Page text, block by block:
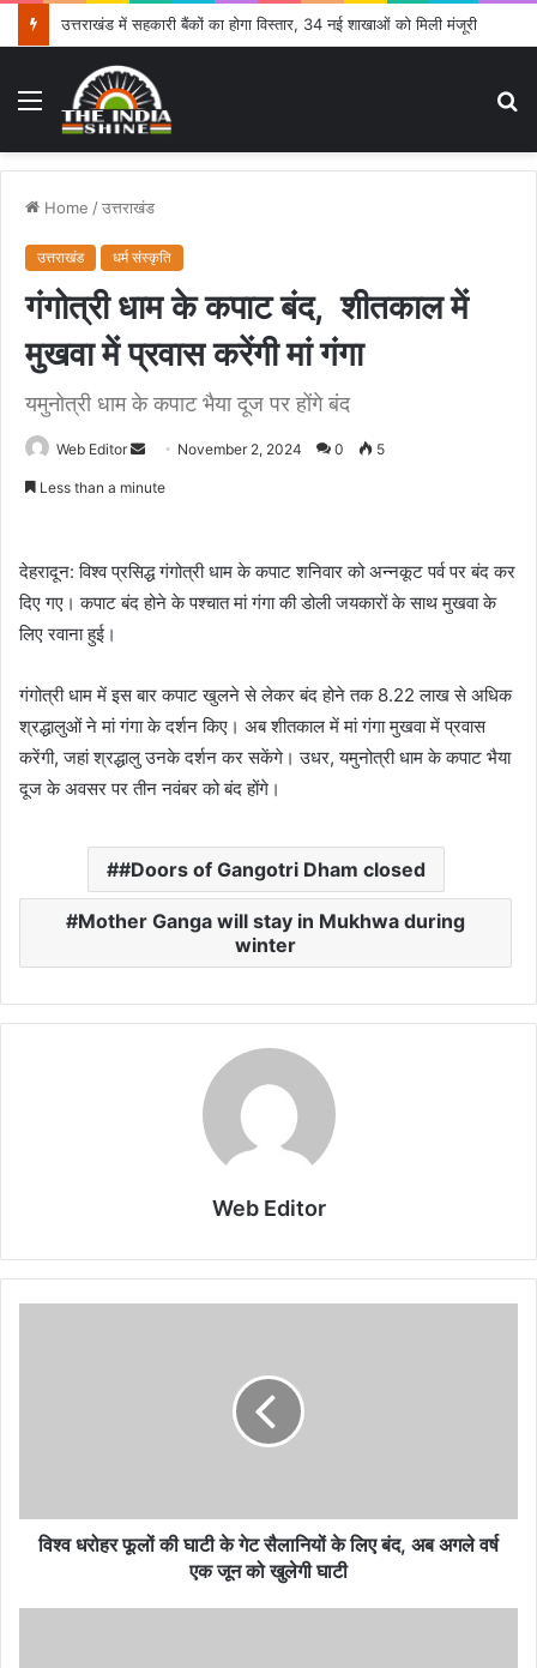
Menu
Home /उत्तराखंड
उत्तराखंड धर्म संस्कृति
गंगोत्री धाम के कपाट बंद, शीतकाल में
मुखवा में प्रवास करेंगी मां गंगा
यमुनोत्री धाम के कपाट भैया दूज पर होंगे बंद
Web Editor
a
n
November 2, 2024 0 5
Less than a minute
देहरादून: विश्व प्रसिद्ध गंगोत्री धाम के कपाट शनिवार को अन्नकूट पर्व पर बंद कर
दिए गए। कपाट बंद होने के पश्चात मां गंगा की डोली जयकारों के साथ मुखवा के
लिए रवाना हुई।
गंगोत्री धाम में इस बार कपाट खुलने से लेकर बंद होने तक 8.22 लाख से अधिक
श्रद्धालुओं ने मां गंगा के दर्शन किए। अब शीतकाल में मां गंगा मुखवा में प्रवास
करेंगी, जहां श्रद्धालु उनके दर्शन कर सकेंगे। उधर, यमुनोत्री धाम के कपाट भैया
दूज के अवसर पर तीन नवंबर को बंद होंगे।
#Doors of Gangotri Dham closed
Mother Ganga will stay in Mukhwa during
winter
Web Editor
विश्व धरोहर फूलों की घाटी के गेट सैलानियों के लिए बंद, अब अगले वर्ष
एक जून को खुलेगी घाटी